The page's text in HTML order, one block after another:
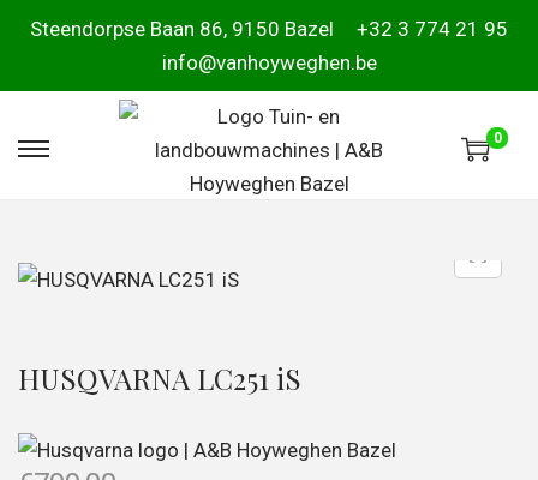
Steendorpse Baan 86, 9150 Bazel
+32 3 774 21 95
info@vanhoyweghen.be
0
HUSQVARNA LC251 iS